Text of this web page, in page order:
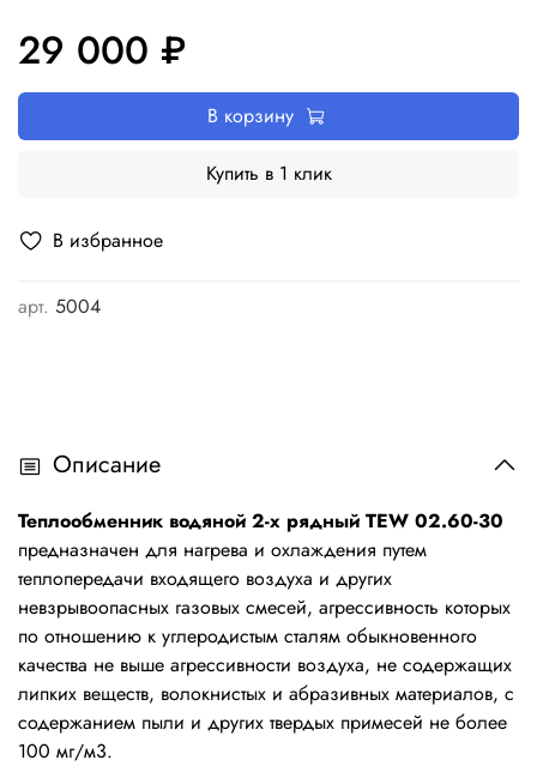
В избранное
арт. 5004
29 000 ₽
В корзину
Купить в 1 клик
Описание
Теплообменник водяной 2-х рядный TEW 02.60-30
предназначен для нагрева и охлаждения путем
теплопередачи входящего воздуха и других
невзрывоопасных газовых смесей, агрессивность которых
по отношению к углеродистым сталям обыкновенного
качества не выше агрессивности воздуха, не содержащих
липких веществ, волокнистых и абразивных материалов, с
содержанием пыли и других твердых примесей не более
100 мг/м3.